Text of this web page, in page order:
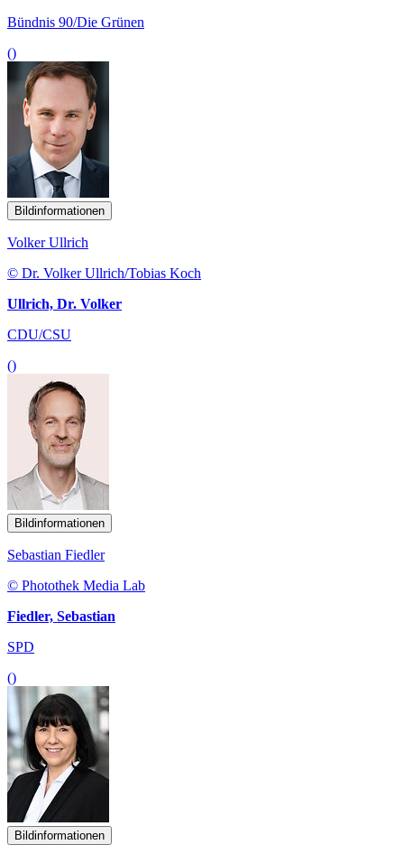
Bündnis 90/Die Grünen
()
Bildinformationen
Volker Ullrich
© Dr. Volker Ullrich/Tobias Koch
Ullrich, Dr. Volker
CDU/CSU
()
Bildinformationen
Sebastian Fiedler
© Photothek Media Lab
Fiedler, Sebastian
SPD
()
Bildinformationen